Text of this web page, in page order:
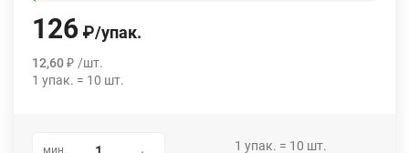
126 ₽/упак.
12,60₽ /шт.
1 упак. = 10 шт.
мин.
1 упак. = 10 шт.